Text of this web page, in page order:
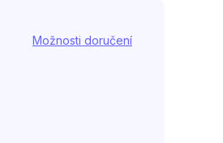
Možnosti doručení